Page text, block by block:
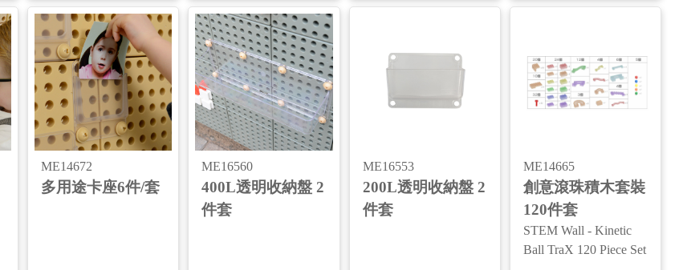
ME14672
多用途卡座6件/套
ME16560
400L透明收納盤 2
件套
ME16553
200L透明收納盤 2
件套
ME14665
創意滾珠積木套裝
120件套
STEM Wall - Kinetic
Ball TraX 120 Piece Set